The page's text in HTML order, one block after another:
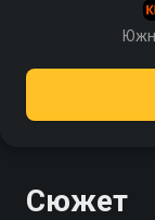
Сюжет